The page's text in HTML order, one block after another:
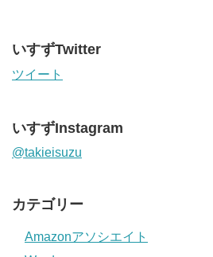
いすずTwitter
ツイート
いすずInstagram
@takieisuzu
カテゴリー
Amazonアソシエイト